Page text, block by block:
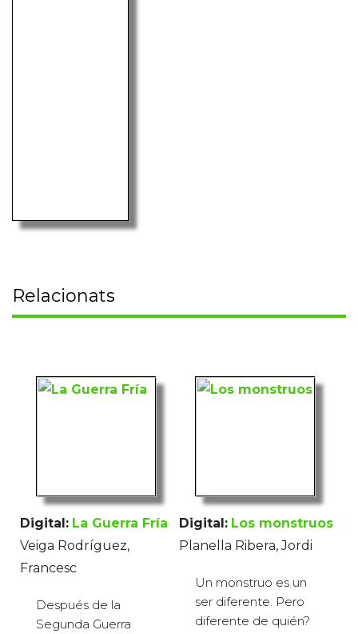
Relacionats
Digital: La Guerra Fría
Veiga Rodríguez,
Francesc
Después de la
Segunda Guerra
Digital: Los monstruos
Planella Ribera, Jordi
Un monstruo es un
ser diferente. Pero
diferente de quién?